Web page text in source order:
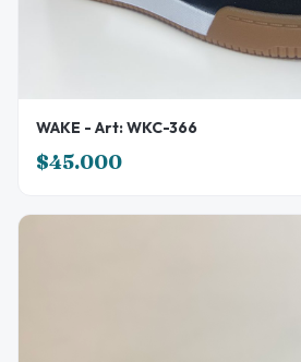
WAKE - Art: WKC-366
$45.000